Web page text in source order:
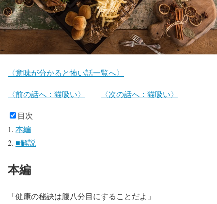
〈意味が分かると怖い話一覧へ〉
〈前の話へ：猫吸い〉 〈次の話へ：猫吸い〉
目次
本編
■解説
本編
「健康の秘訣は腹八分目にすることだよ」